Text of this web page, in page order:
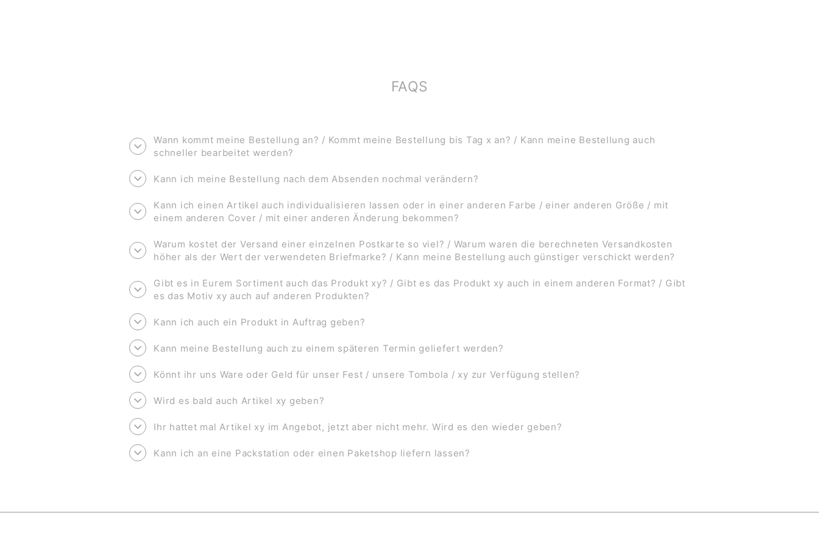
FAQS
Wann kommt meine Bestellung an? / Kommt meine Bestellung bis Tag x an? / Kann meine Bestellung auch
schneller bearbeitet werden?
Kann ich meine Bestellung nach dem Absenden nochmal verändern?
Kann ich einen Artikel auch individualisieren lassen oder in einer anderen Farbe / einer anderen Größe / mit
einem anderen Cover / mit einer anderen Änderung bekommen?
Warum kostet der Versand einer einzelnen Postkarte so viel? / Warum waren die berechneten Versandkosten
höher als der Wert der verwendeten Briefmarke? / Kann meine Bestellung auch günstiger verschickt werden?
Gibt es in Eurem Sortiment auch das Produkt xy? / Gibt es das Produkt xy auch in einem anderen Format? / Gibt
es das Motiv xy auch auf anderen Produkten?
Kann ich auch ein Produkt in Auftrag geben?
Kann meine Bestellung auch zu einem späteren Termin geliefert werden?
Könnt ihr uns Ware oder Geld für unser Fest / unsere Tombola / xy zur Verfügung stellen?
Wird es bald auch Artikel xy geben?
Ihr hattet mal Artikel xy im Angebot, jetzt aber nicht mehr. Wird es den wieder geben?
Kann ich an eine Packstation oder einen Paketshop liefern lassen?